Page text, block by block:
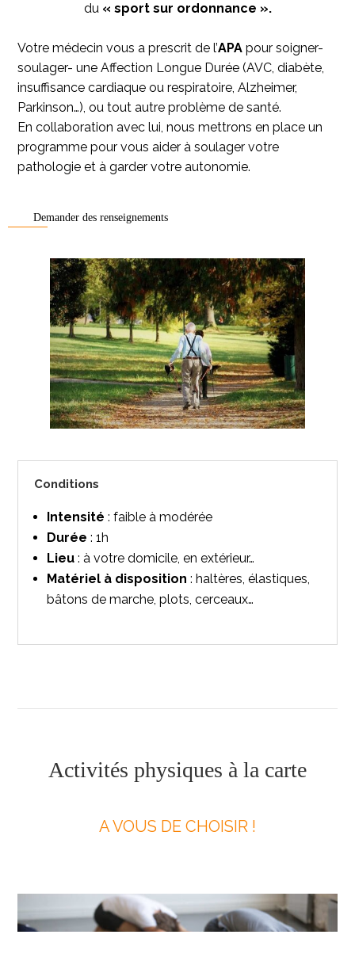
du « sport sur ordonnance ».
Votre médecin vous a prescrit de l’APA pour soigner-
soulager- une Affection Longue Durée (AVC, diabète,
insuffisance cardiaque ou respiratoire, Alzheimer,
Parkinson…), ou tout autre problème de santé.
En collaboration avec lui, nous mettrons en place un
programme pour vous aider à soulager votre
pathologie et à garder votre autonomie.
Demander des renseignements
Conditions
Intensité : faible à modérée
Durée : 1h
Lieu : à votre domicile, en extérieur…
Matériel à disposition : haltères, élastiques,
bâtons de marche, plots, cerceaux…
Activités physiques à la carte
A VOUS DE CHOISIR !